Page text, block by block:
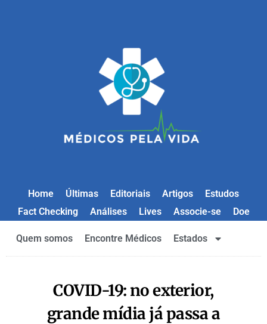
Home Últimas Editoriais Artigos
Estudos
Fact Checking
Análises Lives Associe-se Doe
Quem somos Encontre Médicos Estados
COVID-19: no exterior,
grande mídia já passa a